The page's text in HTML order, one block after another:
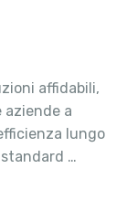
affidabili,
a
lungo
…